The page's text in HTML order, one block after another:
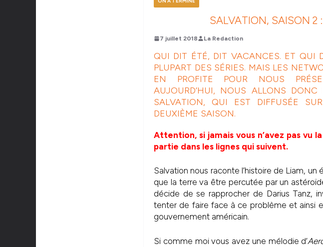
SALVATION, SAISON 2
7 juillet 2018 La Redaction
QUI DIT ÉTÉ, DIT VACANCES. ET QUI
PLUPART DES SÉRIES. MAIS LES
EN PROFITE POUR NOUS
AUJOURD’HUI, NOUS ALLONS DONC
SALVATION, QUI EST DIFFUSÉE
DEUXIÈME SAISON.
Attention, si jamais vous n’avez pas vu
partie dans les lignes qui suivent.
Salvation nous raconte l’histoire de Liam,
que la terre va être percutée par un
décide de se rapprocher de Darius Tanz,
tenter de faire face à ce problème et ainsi
gouvernement américain.
Si comme moi vous avez une mélodie d’